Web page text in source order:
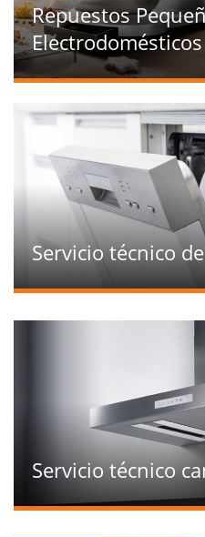
Repuestos
Electrodomésticos
Servicio técnico
Servicio técnico